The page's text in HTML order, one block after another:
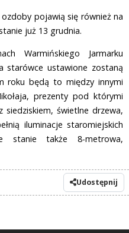
pojawią się również na
już 13 grudnia.
Warmińskiego Jarmarku
starówce ustawione zostaną
roku będą to między innymi
prezenty pod którymi
świetlne drzewa,
iluminacje staromiejskich
stanie także 8-metrowa,
Udostępnij